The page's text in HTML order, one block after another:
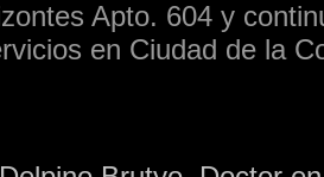
Apto. 604 y
en Ciudad de la